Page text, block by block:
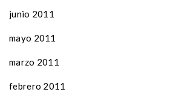
junio 2011
mayo 2011
marzo 2011
febrero 2011